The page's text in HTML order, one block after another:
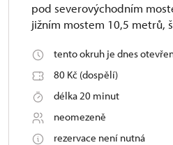
pod severovýchodním
jižním mostem 10,5 metrů,
tento okruh je dnes
80 Kč (dospělí)
délka 20 minut
neomezeně
rezervace není nutná